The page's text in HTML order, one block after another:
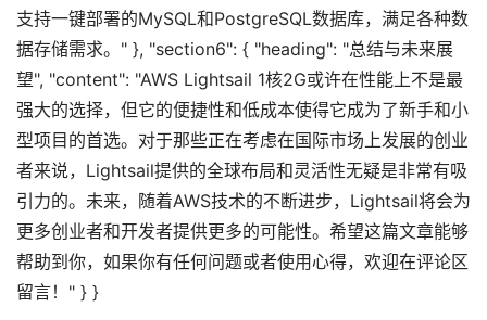
支持一键部署的MySQL和PostgreSQL数据库，满足各种数
据存储需求。" }, "section6": { "heading": "总结与未来展
望", "content": "AWS Lightsail 1核2G或许在性能上不是最
强大的选择，但它的便捷性和低成本使得它成为了新手和小
型项目的首选。对于那些正在考虑在国际市场上发展的创业
者来说，Lightsail提供的全球布局和灵活性无疑是非常有吸
引力的。未来，随着AWS技术的不断进步，Lightsail将会为
更多创业者和开发者提供更多的可能性。希望这篇文章能够
帮助到你，如果你有任何问题或者使用心得，欢迎在评论区
留言！" } }